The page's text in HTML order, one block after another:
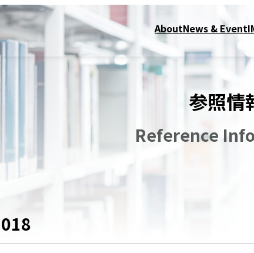
AboutNews & Event
参照情
Reference